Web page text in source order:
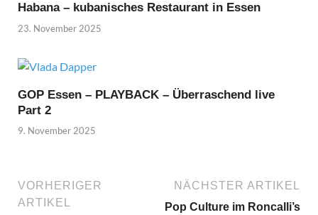
Habana – kubanisches Restaurant in Essen
23. November 2025
GOP Essen – PLAYBACK – Überraschend live
Part 2
9. November 2025
VORHERIGER
ARTIKEL
NÄCHSTER ARTIKEL
Pop Culture im Roncalli’s